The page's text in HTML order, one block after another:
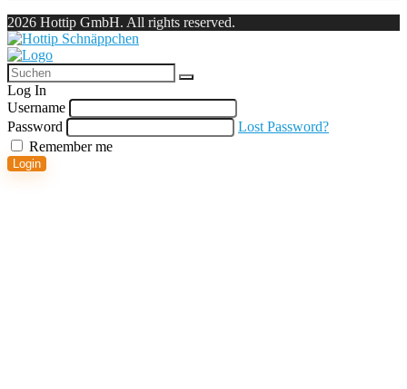
2026 Hottip GmbH. All rights reserved.
Log In
Username
Password
Lost Password?
Remember me
Login